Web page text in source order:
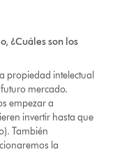
¿Cuáles son los
propiedad intelectual
mercado.
empezar a
invertir hasta que
También
la